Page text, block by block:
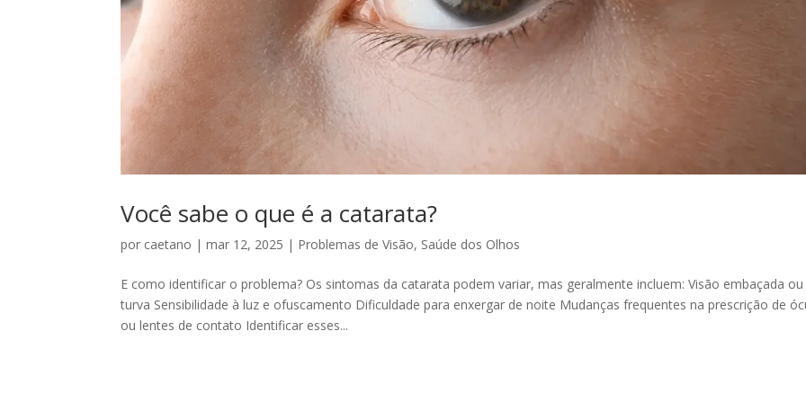
Você sabe o que é a catarata?
por caetano |mar 12, 2025 | Problemas de Visão, Saúde dos Olhos
E como identificar o problema? Os sintomas da catarata podem variar, mas geralmente incluem: Visão embaçada ou
turva Sensibilidade à luz e ofuscamento Dificuldade para enxergar de noite Mudanças frequentes na prescrição de
ou lentes de contato Identificar esses...